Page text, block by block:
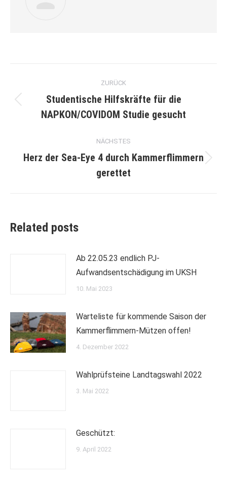
Kommentarnavigation
ZURÜCK
Vorheriger
Beitrag:
Studentische Hilfskräfte für die
NAPKON/COVIDOM Studie gesucht
NÄCHSTES
Nächster
Beitrag:
Herz der Sea-Eye 4 durch Kammerflimmern
gerettet
Related posts
Ab 22.05.23 endlich PJ-
Aufwandsentschädigung im UKSH
10. Mai 2023
Warteliste für kommende Saison der
Kammerflimmern-Mützen offen!
4. Dezember 2022
Wahlprüfsteine Landtagswahl 2022
3. Mai 2022
Geschützt:
9. April 2022